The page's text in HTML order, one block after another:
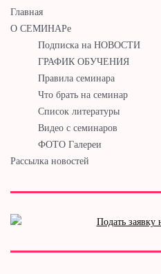
Главная
О СЕМИНАРе
Подписка на НОВОСТИ
ГРАФИК ОБУЧЕНИЯ
Правила семинара
Что брать на семинар
Список литературы
Видео с семинаров
ФОТО Галереи
Рассылка новостей